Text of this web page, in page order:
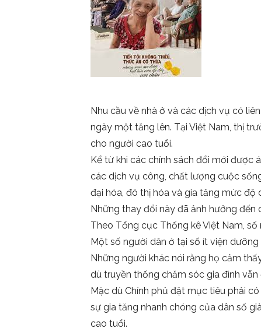
Nhu cầu về nhà ở và các dịch vụ có
ngày một tăng lên. Tại Việt Nam, thị
cho người cao tuổi.
Kể từ khi các chính sách đổi mới được
các dịch vụ công, chất lượng cuộc
đại hóa, đô thị hóa và gia tăng mức độ
Những thay đổi này đã ảnh hưởng
Theo Tổng cục Thống kê Việt Nam,
Một số người dân ở tại số ít viện
Những người khác nói rằng họ cảm
dù truyền thống chăm sóc gia đình
Mặc dù Chính phủ đặt mục tiêu phải
sự gia tăng nhanh chóng của dân số
cao tuổi.